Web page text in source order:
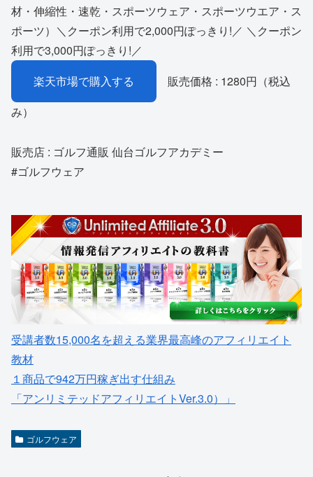
材・伸縮性・速乾・スポーツウェア・スポーツウエア・ス
ポーツ）＼クーポン利用で2,000円ぽっきり!／ ＼クーポン
利用で3,000円ぽっきり!／
楽天市場で購入する
販売価格 : 1280円（税込
み）
販売店 : ゴルフ通販 仙台ゴルフアカデミー
#ゴルフウェア
受講者数15,000名を超える業界最高峰のアフィリエイト
教材
１商品で942万円稼ぎ出す仕組み
「アンリミテッドアフィリエイトVer.3.0）」
ゴルフウェア